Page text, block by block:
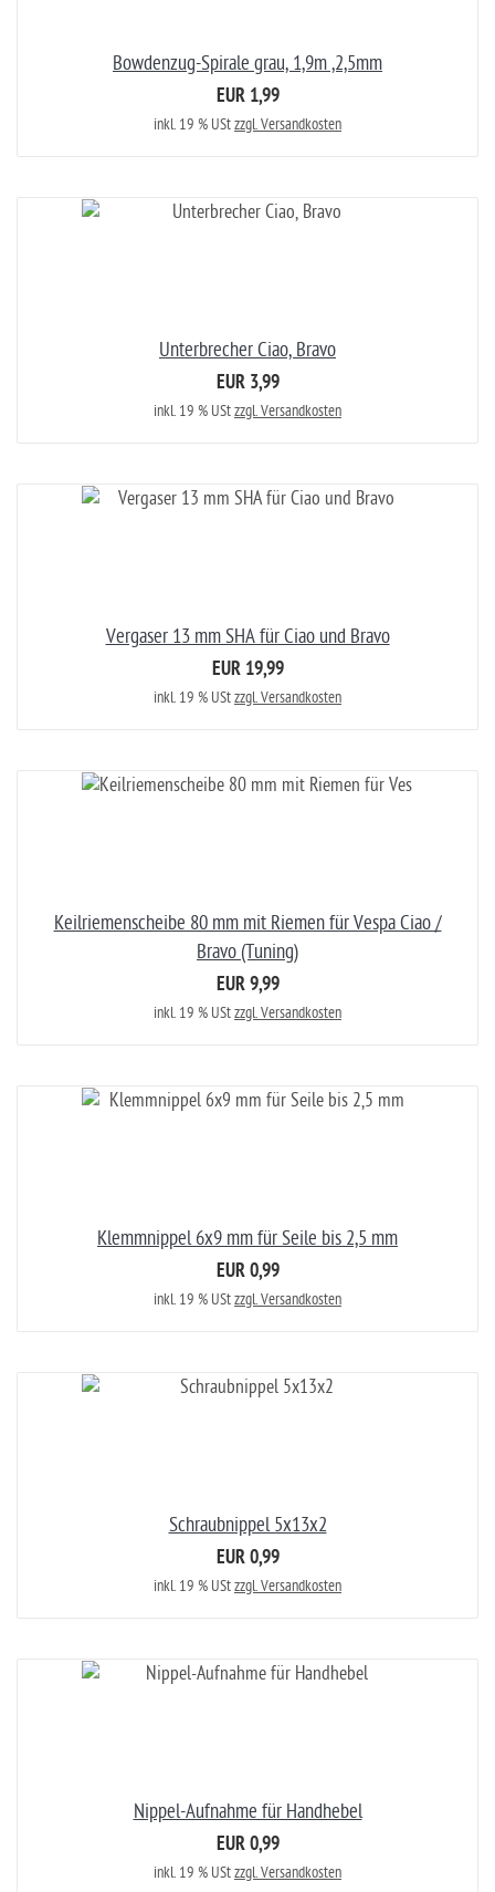
Bowdenzug-Spirale grau, 1,9m ,2,5mm
EUR 1,99
inkl. 19 % UStzzgl. Versandkosten
Unterbrecher Ciao, Bravo
EUR 3,99
inkl. 19 % UStzzgl. Versandkosten
Vergaser 13 mm SHA für Ciao und Bravo
EUR 19,99
inkl. 19 % UStzzgl. Versandkosten
Keilriemenscheibe 80 mm mit Riemen für Vespa Ciao /
Bravo (Tuning)
EUR 9,99
inkl. 19 % UStzzgl. Versandkosten
Klemmnippel 6x9 mm für Seile bis 2,5 mm
EUR 0,99
inkl. 19 % UStzzgl. Versandkosten
Schraubnippel 5x13x2
EUR 0,99
inkl. 19 % UStzzgl. Versandkosten
Nippel-Aufnahme für Handhebel
EUR 0,99
inkl. 19 % UStzzgl. Versandkosten